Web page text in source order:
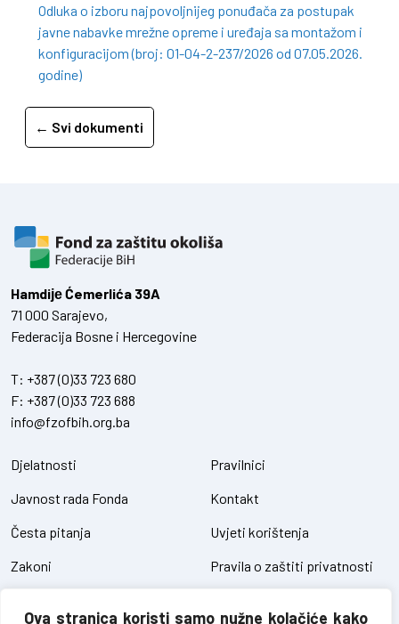
Ova stranica koristi samo nužne kolačiće kako
Odluka o izboru najpovoljnijeg ponuđača za postupak
javne nabavke mrežne opreme i uređaja sa montažom i
konfiguracijom (broj: 01-04-2-237/2026 od 07.05.2026.
godine)
← Svi dokumenti
Hamdiје Ćemerlića 39A
71 000 Sarajevo,
Federacija Bosne i Hercegovine
T: +387 (0)33 723 680
F: +387 (0)33 723 688
info@fzofbih.org.ba
Djelatnosti
Javnost rada Fonda
Česta pitanja
Zakoni
Pravilnici
Kontakt
Uvjeti korištenja
Pravila o zaštiti privatnosti